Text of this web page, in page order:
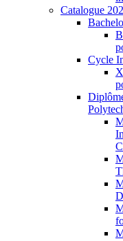
Catalogue
Cycle